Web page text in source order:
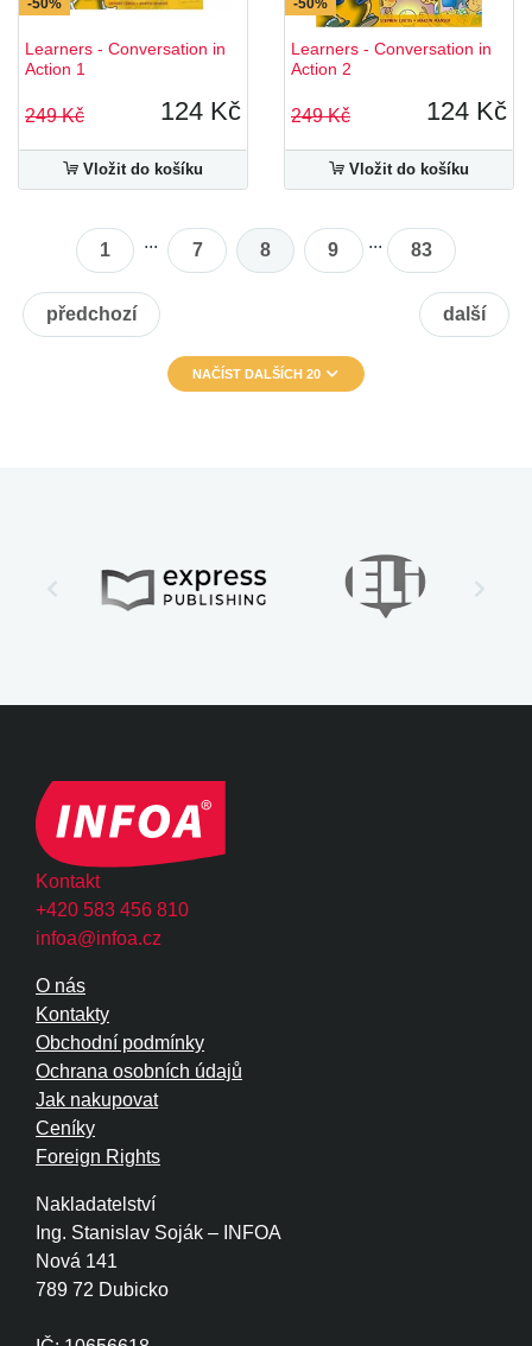
Learners - Conversation in
Action 1
249 Kč 124 Kč
Vložit do košíku
Learners - Conversation in
Action 2
249 Kč 124 Kč
Vložit do košíku
1 ... 7 8 9 ... 83
předchozí další
NAČÍST DALŠÍCH 20
Kontakt
+420 583 456 810
infoa@infoa.cz
Nakladatelství
Ing. Stanislav Soják – INFOA
Nová 141
789 72 Dubicko
O nás
Kontakty
Obchodní podmínky
Ochrana osobních údajů
Jak nakupovat
Ceníky
Foreign Rights